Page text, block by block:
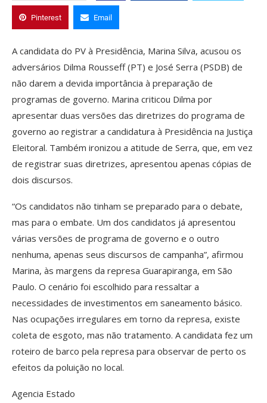
Pinterest Email
A candidata do PV à Presidência, Marina Silva, acusou os
adversários Dilma Rousseff (PT) e José Serra (PSDB) de
não darem a devida importância à preparação de
programas de governo. Marina criticou Dilma por
apresentar duas versões das diretrizes do programa de
governo ao registrar a candidatura à Presidência na Justiça
Eleitoral. Também ironizou a atitude de Serra, que, em vez
de registrar suas diretrizes, apresentou apenas cópias de
dois discursos.
“Os candidatos não tinham se preparado para o debate,
mas para o embate. Um dos candidatos já apresentou
várias versões de programa de governo e o outro
nenhuma, apenas seus discursos de campanha”, afirmou
Marina, às margens da represa Guarapiranga, em São
Paulo. O cenário foi escolhido para ressaltar a
necessidades de investimentos em saneamento básico.
Nas ocupações irregulares em torno da represa, existe
coleta de esgoto, mas não tratamento. A candidata fez um
roteiro de barco pela represa para observar de perto os
efeitos da poluição no local.
Agencia Estado